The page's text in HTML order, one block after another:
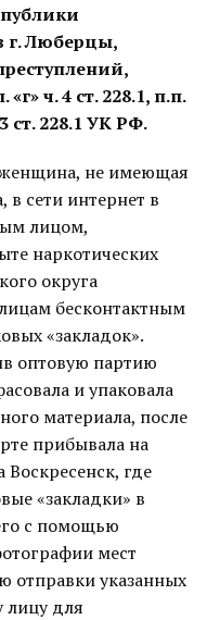
г. Люберцы,
ч. 4 ст. 228.1, п.п.
ст. 228.1 УК РФ.
не имеющая
в сети интернет в
лицом,
наркотических
округа
бесконтактным
«закладок».
оптовую партию
и упаковала
материала, после
прибывала на
где
«закладки» в
с помощью
мест
отправки указанных
лицу для